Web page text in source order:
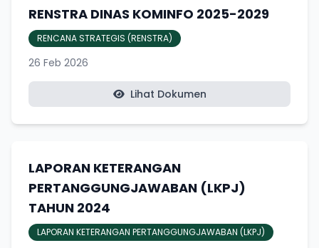
RENSTRA DINAS KOMINFO 2025-2029
RENCANA STRATEGIS (RENSTRA)
26 Feb 2026
Lihat Dokumen
LAPORAN KETERANGAN
PERTANGGUNGJAWABAN (LKPJ)
TAHUN 2024
LAPORAN KETERANGAN PERTANGGUNGJAWABAN (LKPJ)